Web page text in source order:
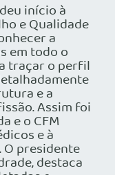
início à
e Qualidade
a
em todo o
traçar o perfil
e a
Assim foi
e o CFM
e à
O presidente
destaca